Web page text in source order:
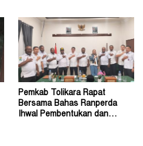
Pemkab Tolikara Rapat
Bersama Bahas Ranperda
Ihwal Pembentukan dan